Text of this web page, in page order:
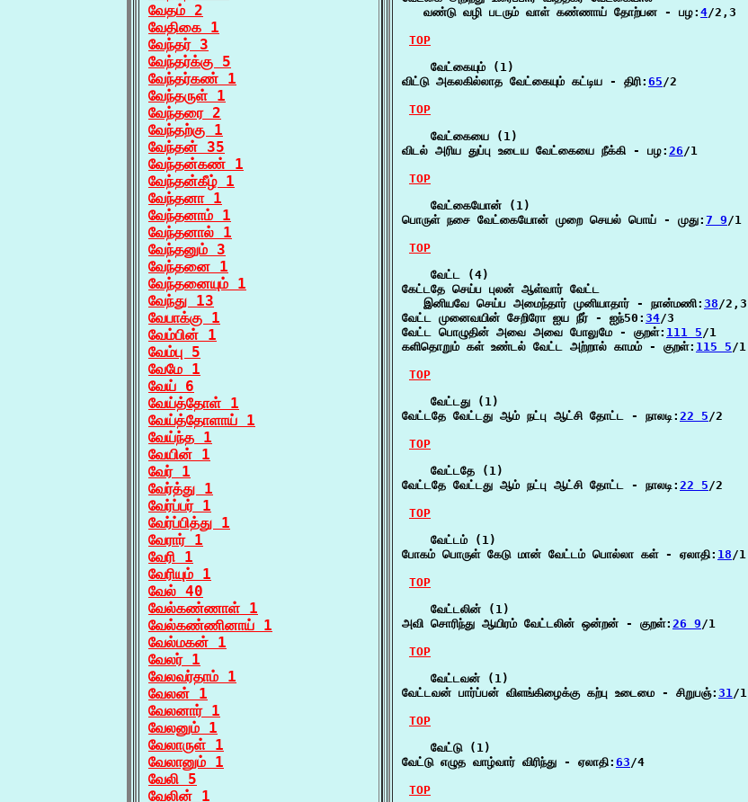
வேதம் 2
வேதிகை 1
வேந்தர் 3
வேந்தர்க்கு 5
வேந்தர்கண் 1
வேந்தருள் 1
வேந்தரை 2
வேந்தற்கு 1
வேந்தன் 35
வேந்தன்கண் 1
வேந்தன்கீழ் 1
வேந்தனா 1
வேந்தனாம் 1
வேந்தனால் 1
வேந்தனும் 3
வேந்தனை 1
வேந்தனையும் 1
வேந்து 13
வேபாக்கு 1
வேம்பின் 1
வேம்பு 5
வேமே 1
வேய் 6
வேய்த்தோள் 1
வேய்த்தோளாய் 1
வேய்ந்த 1
வேயின் 1
வேர் 1
வேர்த்து 1
வேர்ப்பர் 1
வேர்ப்பித்து 1
வேரார் 1
வேரி 1
வேரியும் 1
வேல் 40
வேல்கண்ணாள் 1
வேல்கண்ணினாய் 1
வேல்மகன் 1
வேலர் 1
வேலவர்தாம் 1
வேலன் 1
வேலனார் 1
வேலனும் 1
வேலாருள் 1
வேலானும் 1
வேலி 5
வேலின் 1
   வண்டு வழி படரும் வாள் கண்ணாய் தோற்பன - பழ:
4/2,3
TOP
    வேட்கையும் (1)
விட்டு அகலகில்லாத வேட்கையும் கட்டிய - திரி: 65/2
TOP
    வேட்கையை (1)
விடல் அரிய துப்பு உடைய வேட்கையை நீக்கி - பழ: 26/1
TOP
    வேட்கையோன் (1)
பொருள் நசை வேட்கையோன் முறை செயல் பொய் - முது: 7 9/1
TOP
    வேட்ட (4)
கேட்டதே செய்ப புலன் ஆள்வார் வேட்ட
   இனியவே செய்ப அமைந்தார் முனியாதார் - நான்மணி:
38/2,3
வேட்ட முனைவயின் சேறிரோ ஐய நீர் - ஐந்50: 34/3
வேட்ட பொழுதின் அவை அவை போலுமே - குறள்: 111 5/1
களிதொறும் கள் உண்டல் வேட்ட அற்றால் காமம் - குறள்: 115 5/1
TOP
    வேட்டது (1)
வேட்டதே வேட்டது ஆம் நட்பு ஆட்சி தோட்ட - நாலடி: 22 5/2
TOP
    வேட்டதே (1)
வேட்டதே வேட்டது ஆம் நட்பு ஆட்சி தோட்ட - நாலடி: 22 5/2
TOP
    வேட்டம் (1)
போகம் பொருள் கேடு மான் வேட்டம் பொல்லா கள் - ஏலாதி: 18/1
TOP
    வேட்டலின் (1)
அவி சொரிந்து ஆயிரம் வேட்டலின் ஒன்றன் - குறள்: 26 9/1
TOP
    வேட்டவன் (1)
வேட்டவன் பார்ப்பன் விளங்கிழைக்கு கற்பு உடைமை - சிறுபஞ்: 31/1
TOP
    வேட்டு (1)
வேட்டு எழுத வாழ்வார் விரிந்து - ஏலாதி: 63/4
TOP